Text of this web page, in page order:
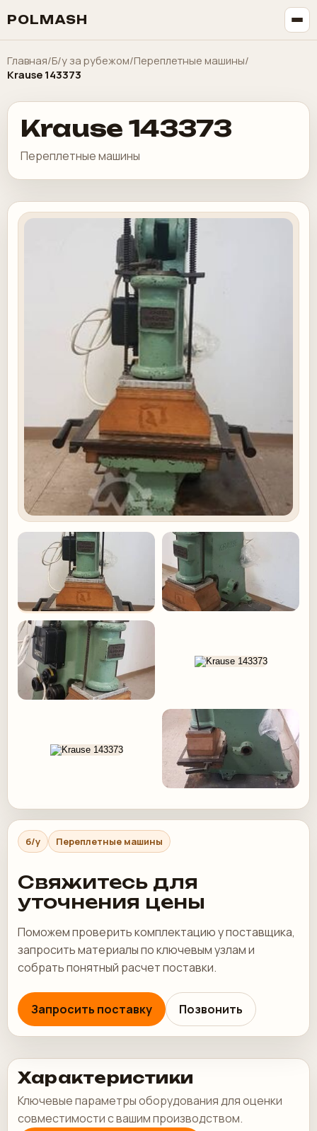
POLMASH
Главная/Б/у за рубежом/Переплетные машины/
Krause 143373
Krause 143373
Переплетные машины
б/у Переплетные машины
Свяжитесь для
уточнения цены
Поможем проверить комплектацию у поставщика,
запросить материалы по ключевым узлам и
собрать понятный расчет поставки.
Запросить поставку Позвонить
Характеристики
Ключевые параметры оборудования для оценки
совместимости с вашим производством.